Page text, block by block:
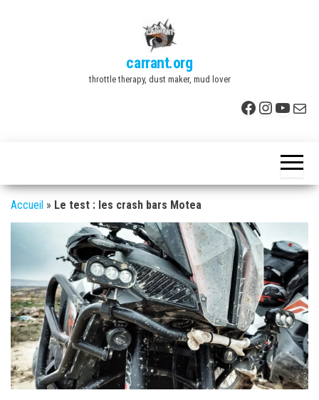
carrant.org
throttle therapy, dust maker, mud lover
Facebook
E-
Accueil » Le test : les crash bars Motea